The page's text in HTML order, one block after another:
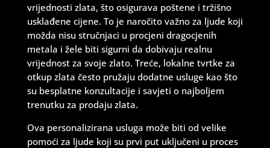
vrijednosti zlata, što osigurava poštene i tržišno
usklađene cijene. To je naročito važno za ljude koji
možda nisu stručnjaci u procjeni dragocjenih
metala i žele biti sigurni da dobivaju realnu
vrijednost za svoje zlato. Treće, lokalne tvrtke za
otkup zlata često pružaju dodatne usluge kao što
su besplatne konzultacije i savjeti o najboljem
trenutku za prodaju zlata.
Ova personalizirana usluga može biti od velike
pomoći za ljude koji su prvi put uključeni u proces